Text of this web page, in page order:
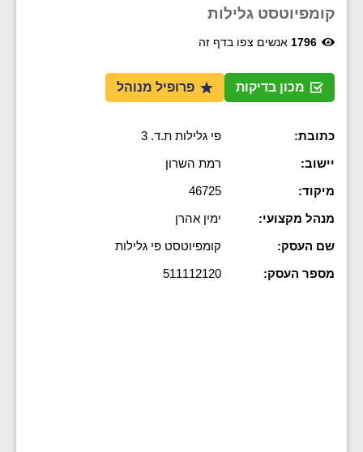
קומפיוטסט גלילות
1796 אנשים צפו בדף זה
מכון בדיקות פרופיל מנוהל
כתובת:
פי גלילות ת.ד. 3
יישוב:
רמת השרון
מיקוד:
46725
מנהל מקצועי:
ימין אהרן
שם העסק:
קומפיוטסט פי גלילות
מספר העסק:
511112120